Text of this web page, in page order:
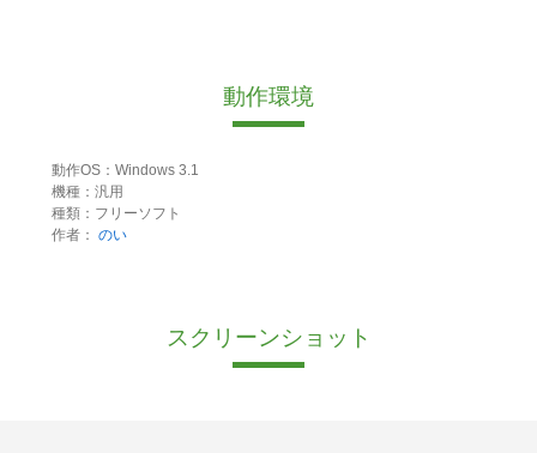
動作環境
動作OS：Windows 3.1
機種：汎用
種類：フリーソフト
作者： のい
スクリーンショット